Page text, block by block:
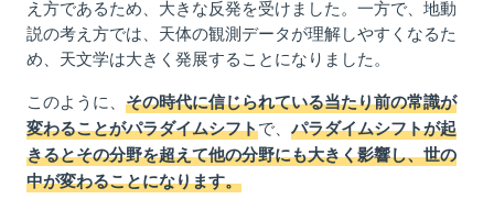
え方であるため、大きな反発を受けました。一方で、地動
説の考え方では、天体の観測データが理解しやすくなるた
め、天文学は大きく発展することになりました。
このように、 その時代に信じられている当たり前の常識が
変わることがパラダイムシフトで、 パラダイムシフトが起
きるとその分野を超えて他の分野にも大きく影響し、世の
中が変わることになります。